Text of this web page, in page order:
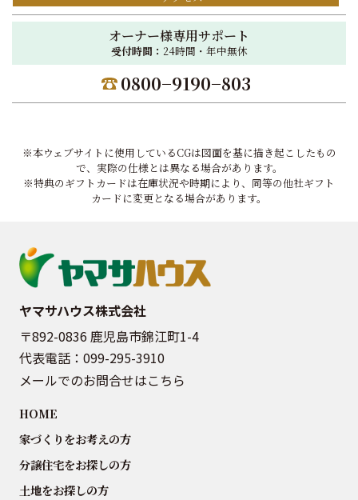
オーナー様専用サポート
受付時間： 24時間・年中無休
0800−9190−803
※本ウェブサイトに使用しているCGは図面を基に描き起こしたもの
で、実際の仕様とは異なる場合があります。
※特典のギフトカードは在庫状況や時期により、同等の他社ギフト
カードに変更となる場合があります。
ヤマサハウス株式会社
〒892-0836 鹿児島市錦江町1-4
代表電話： 099-295-3910
メールでのお問合せはこちら
HOME
家づくりをお考えの方
分譲住宅をお探しの方
土地をお探しの方